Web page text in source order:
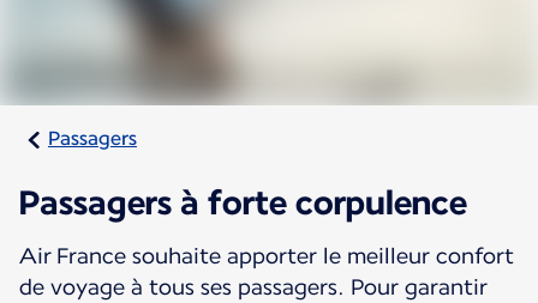
Passagers
Passagers à forte corpulence
Air France souhaite apporter le meilleur confort
de voyage à tous ses passagers. Pour garantir